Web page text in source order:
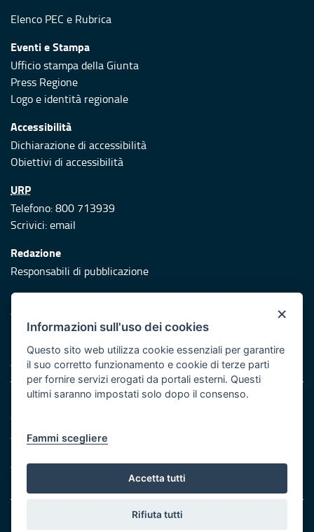
Elenco PEC e Rubrica
Eventi e Stampa
Ufficio stampa della Giunta
Press Regione
Logo e identità regionale
Accessibilità
Dichiarazione di accessibilità
Obiettivi di accessibilità
URP
Telefono: 800 713939
Scrivici:email
Redazione
Responsabili di pubblicazione
Protezione civile
Vai al sito di Protezione Civile Puglia
Iniziativa finanziata con risorse del POR Puglia 2014/2020 -
Asse XI
Note legali
Cookie e privacy
Atti di notifica
Servizi Intranet
© Regione Puglia
×
Informazioni sull'uso dei cookies
Questo sito web utilizza cookie essenziali per garantire
il suo corretto funzionamento e cookie di terze parti
per fornire servizi erogati da portali esterni. Questi
ultimi saranno impostati solo dopo il consenso.
Fammi scegliere
Accetta tutti
Rifiuta tutti